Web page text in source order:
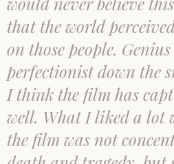
that the world
on those people.
perfectionist down the
I think the film has
well. What I liked a lot
the film was not